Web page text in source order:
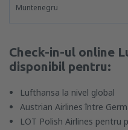
Muntenegru
Check-in-ul online
disponibil pentru:
Lufthansa la nivel global
Austrian Airlines între
LOT Polish Airlines pentru